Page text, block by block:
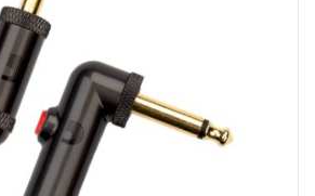
Gò Vấp
cư Cityland Park Hill, Phường Gò Vấp, TPHCM,
Lũy Bán Bích
Tân Phú, TPHCM, Quận Tân Phú, Hồ Chí Minh
Quốc Hương
Pearl, 12 Quốc Hương, Phường An Khánh,
Minh